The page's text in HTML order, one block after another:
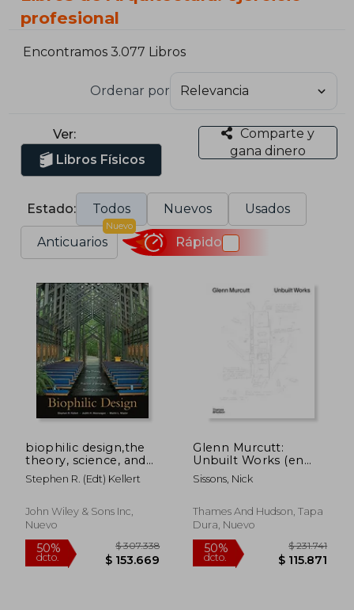
profesional
Encontramos 3.077 Libros
Ordenar por
Ver:
Libros Físicos
Comparte y
gana dinero
Estado: Todos Nuevos Usados
Anticuarios
Nuevo
Rápido
biophilic design,the
theory, science, and
practice of bringing
buildings to life
Stephen R. (edt) Kellert
John Wiley & Sons Inc,
Nuevo
Glenn Murcutt:
Unbuilt Works (en
Inglés)
Sissons, Nick
Thames And Hudson, Tapa
Dura, Nuevo